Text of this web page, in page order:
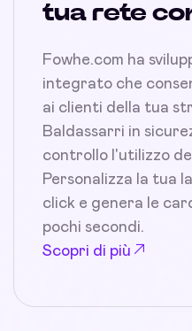
tua rete
Fowhe.com ha
integrato che
ai clienti della tua
Baldassarri in
controllo l'utilizzo
Personalizza la tua
click e genera le
pochi secondi.
Scopri di più